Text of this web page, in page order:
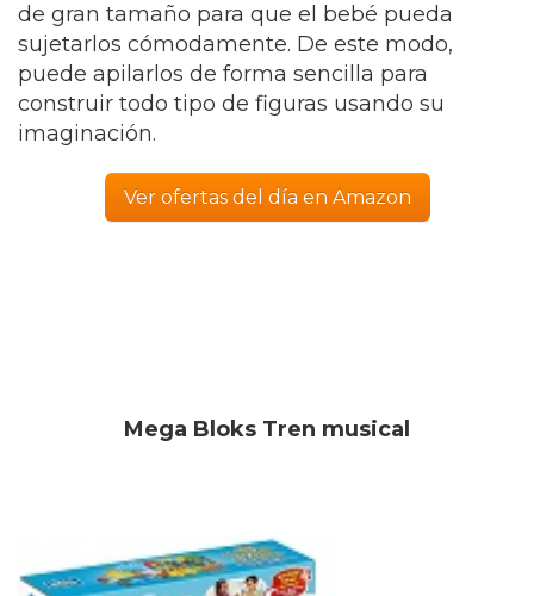
de gran tamaño para que el bebé pueda
sujetarlos cómodamente. De este modo,
puede apilarlos de forma sencilla para
construir todo tipo de figuras usando su
imaginación.
Ver ofertas del día en Amazon
Mega Bloks Tren musical